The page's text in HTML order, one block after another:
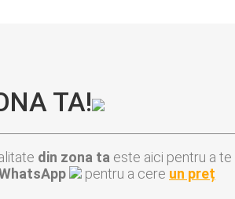
TA!
din zona ta este aici pentru a te
pentru a cere un preț